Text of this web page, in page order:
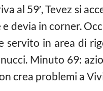
al 59′, Tevez si
devia in corner.
servito in area di
Minuto 69:
crea problemi a